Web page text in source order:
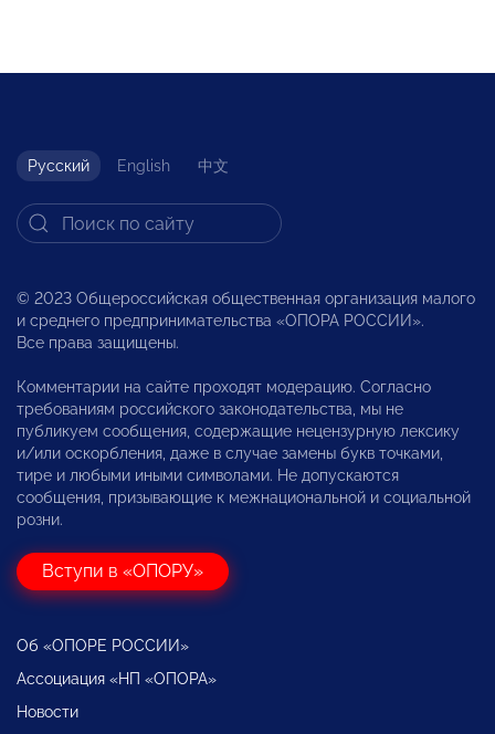
Русский English 中文
© 2023 Общероссийская общественная организация малого
и среднего предпринимательства «ОПОРА РОССИИ».
Все права защищены.
Комментарии на сайте проходят модерацию. Согласно
требованиям российского законодательства, мы не
публикуем сообщения, содержащие нецензурную лексику
и/или оскорбления, даже в случае замены букв точками,
тире и любыми иными символами. Не допускаются
сообщения, призывающие к межнациональной и социальной
розни.
Вступи в «ОПОРУ»
Об «ОПОРЕ РОССИИ»
Ассоциация «НП «ОПОРА»
Новости